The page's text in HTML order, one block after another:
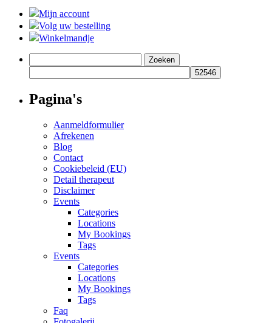
Mijn account
Volg uw bestelling
Winkelmandje
naar:
Pagina's
Aanmeldformulier
Afrekenen
Blog
Contact
Cookiebeleid (EU)
Detail therapeut
Disclaimer
Events
Categories
Locations
My Bookings
Tags
Events
Categories
Locations
My Bookings
Tags
Faq